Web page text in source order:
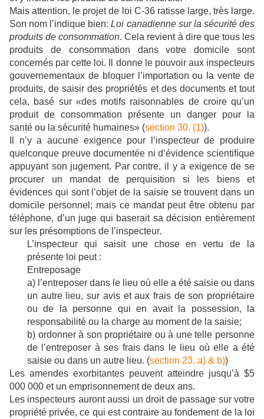
Mais attention, le projet de loi C-36 ratisse large, très large.
Son nom l’indique bien:Loi canadienne sur la sécurité des
produits de consommation. Cela revient à dire que tous les
produits de consommation dans votre domicile sont
concernés par cette loi. Il donne le pouvoir aux inspecteurs
gouvernementaux de bloquer l’importation ou la vente de
produits, de saisir des propriétés et des documents et tout
cela, basé sur «des motifs raisonnables de croire qu’un
produit de consommation présente un danger pour la
santé ou la sécurité humaines» (section 30. (1)).
Il n’y a aucune exigence pour l’inspecteur de produire
quelconque preuve documentée ni d’évidence scientifique
appuyant son jugement. Par contre, il y a exigence de se
procurer un mandat de perquisition si les biens et
évidences qui sont l’objet de la saisie se trouvent dans un
domicile personnel; mais ce mandat peut être obtenu par
téléphone, d’un juge qui baserait sa décision entièrement
sur les présomptions de l’inspecteur.
L’inspecteur qui saisit une chose en vertu de la
présente loi peut :
Entreposage
a) l’entreposer dans le lieu où elle a été saisie ou dans
un autre lieu, sur avis et aux frais de son propriétaire
ou de la personne qui en avait la possession, la
responsabilité ou la charge au moment de la saisie;
b) ordonner à son propriétaire ou à une telle personne
de l’entreposer à ses frais dans le lieu où elle a été
saisie ou dans un autre lieu. (section 23. a) & b))
Les amendes exorbitantes peuvent atteindre jusqu’à $5
000 000 et un emprisonnement de deux ans.
Les inspecteurs auront aussi un droit de passage sur votre
propriété privée, ce qui est contraire au fondement de la loi